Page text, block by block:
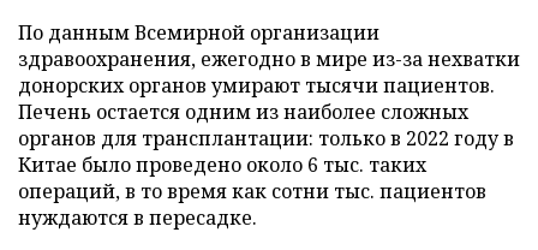
По данным Всемирной организации
здравоохранения, ежегодно в мире из-за нехватки
донорских органов умирают тысячи пациентов.
Печень остается одним из наиболее сложных
органов для трансплантации: только в 2022 году в
Китае было проведено около 6 тыс. таких
операций, в то время как сотни тыс. пациентов
нуждаются в пересадке.